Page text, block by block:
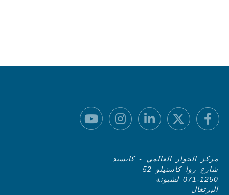
مركز الحوار العالمي - كايسيد
شارع روا كاستيلو 52
071-1250 لشبونة
البرتغال